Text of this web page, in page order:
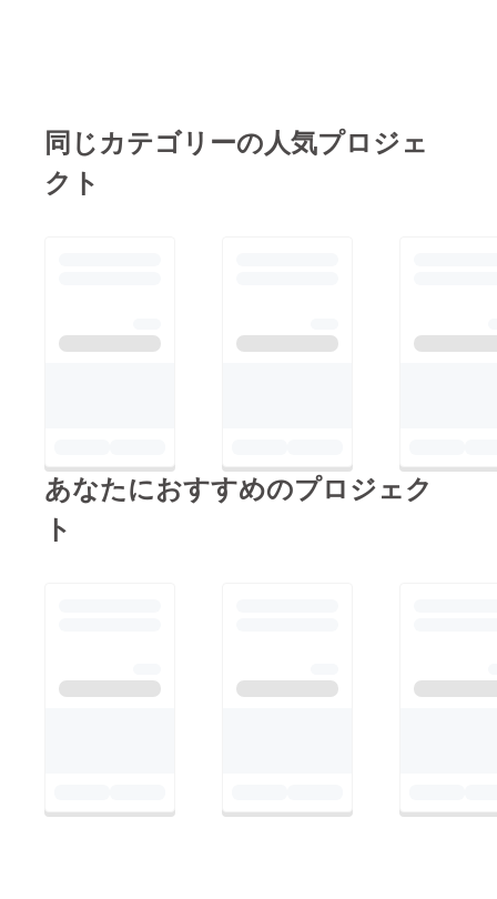
同じカテゴリーの人気プロジェ
クト
あなたにおすすめのプロジェク
ト